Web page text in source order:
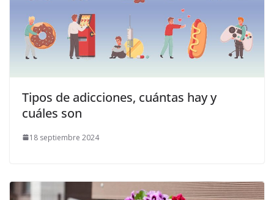
Tipos de adicciones, cuántas hay y
cuáles son
18 septiembre 2024